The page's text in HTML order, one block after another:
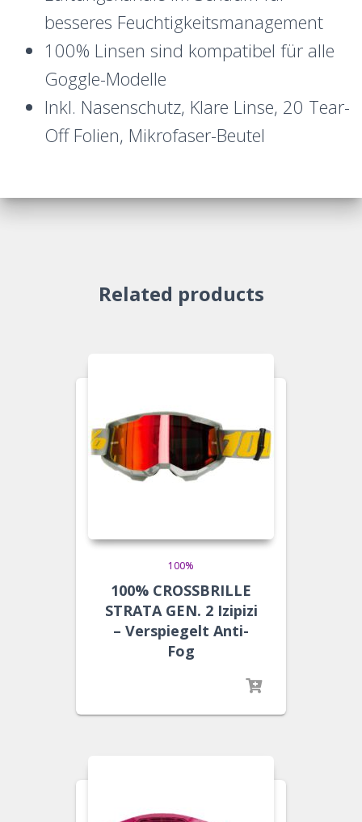
besseres Feuchtigkeitsmanagement
100% Linsen sind kompatibel für alle
Goggle-Modelle
Inkl. Nasenschutz, Klare Linse, 20 Tear-
Off Folien, Mikrofaser-Beutel
Related products
100%
100% CROSSBRILLE
STRATA GEN. 2 Izipizi
– Verspiegelt Anti-
Fog